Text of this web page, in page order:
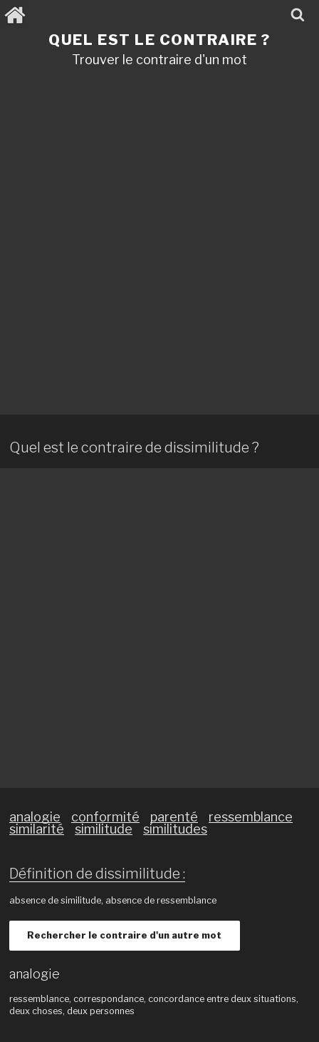
Aller
au
QUEL EST LE CONTRAIRE ?
Trouver le contraire d'un mot
Quel est le contraire de dissimilitude ?
analogie conformité parenté
ressemblance
similarité
similitude similitudes
Définition de dissimilitude :
absence de similitude, absence de ressemblance
Rechercher le contraire d'un autre mot
analogie
ressemblance, correspondance, concordance entre deux situations,
deux choses, deux personnes